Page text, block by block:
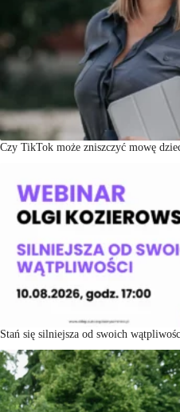
Czy TikTok może zniszczyć mowę
Stań się silniejsza od swoich